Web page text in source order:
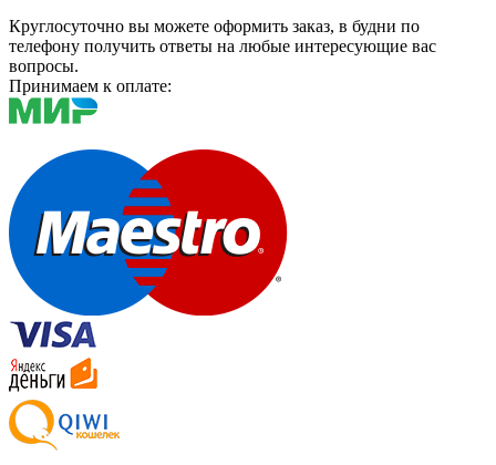
Круглосуточно вы можете оформить заказ, в будни по
телефону получить ответы на любые интересующие вас
вопросы.
Принимаем к оплате: